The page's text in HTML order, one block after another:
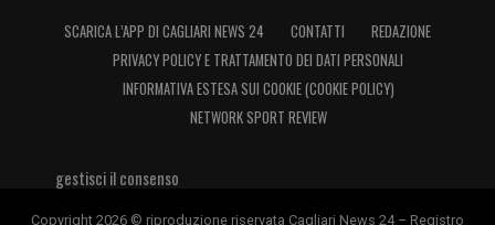
SCARICA L’APP DI CAGLIARI NEWS 24 CONTATTI
REDAZIONE
PRIVACY POLICY E TRATTAMENTO DEI DATI PERSONALI
INFORMATIVA ESTESA SUI COOKIE (COOKIE POLICY)
NETWORK SPORT REVIEW
gestisci il consenso
Copyright 2026 © riproduzione riservata Cagliari News 24 – Registro